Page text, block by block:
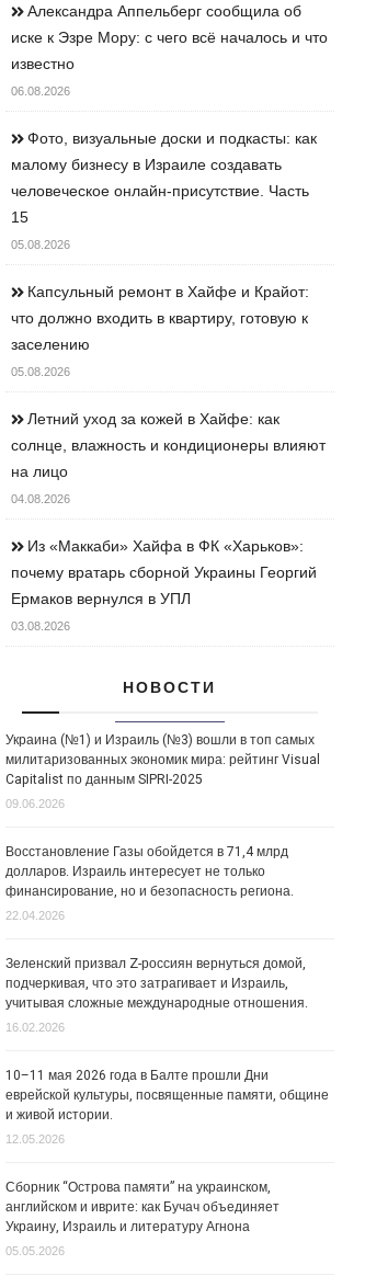
Александра Аппельберг сообщила об
иске к Эзре Мору: с чего всё началось и что
известно
06.08.2026
Фото, визуальные доски и подкасты: как
малому бизнесу в Израиле создавать
человеческое онлайн-присутствие. Часть
15
05.08.2026
Капсульный ремонт в Хайфе и Крайот:
что должно входить в квартиру, готовую к
заселению
05.08.2026
Летний уход за кожей в Хайфе: как
солнце, влажность и кондиционеры влияют
на лицо
04.08.2026
Из «Маккаби» Хайфа в ФК «Харьков»:
почему вратарь сборной Украины Георгий
Ермаков вернулся в УПЛ
03.08.2026
НОВОСТИ
Украина (№1) и Израиль (№3) вошли в топ самых
милитаризованных экономик мира: рейтинг Visual
Capitalist по данным SIPRI-2025
09.06.2026
Восстановление Газы обойдется в 71,4 млрд
долларов. Израиль интересует не только
финансирование, но и безопасность региона.
22.04.2026
Зеленский призвал Z-россиян вернуться домой,
подчеркивая, что это затрагивает и Израиль,
учитывая сложные международные отношения.
16.02.2026
10–11 мая 2026 года в Балте прошли Дни
еврейской культуры, посвященные памяти, общине
и живой истории.
12.05.2026
Сборник “Острова памяти” на украинском,
английском и иврите: как Бучач объединяет
Украину, Израиль и литературу Агнона
05.05.2026